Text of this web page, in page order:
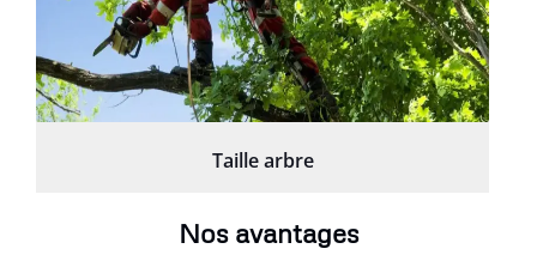
Taille arbre
Nos avantages